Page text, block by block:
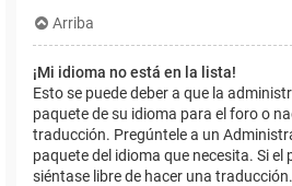
Arriba
¡Mi idioma no está en la lista!
Esto se puede deber a que la
paquete de su idioma para el foro o
traducción. Pregúntele a un
paquete del idioma que necesita. Si el
siéntase libre de hacer una